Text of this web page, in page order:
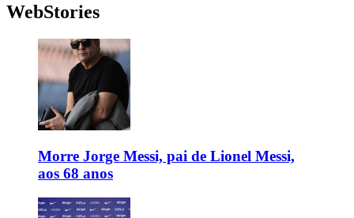
WebStories
Morre Jorge Messi, pai de Lionel Messi,
aos 68 anos